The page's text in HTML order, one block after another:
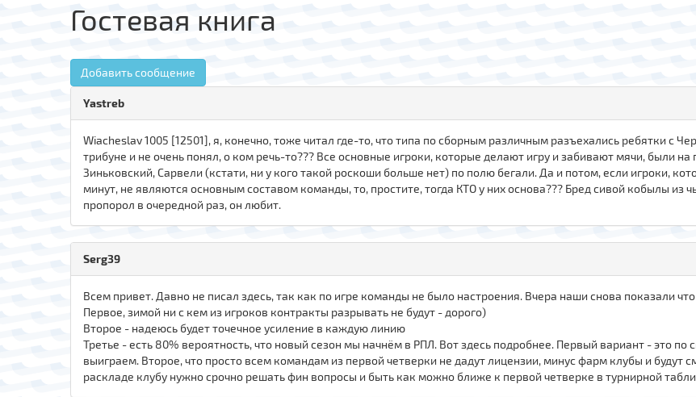
Гостевая книга
Добавить сообщение
Yastreb
Wiacheslav 1005 [12501], я, конечно, тоже читал где-то, что типа по сборным различным разъехались ребятки с
трибуне и не очень понял, о ком речь-то??? Все основные игроки, которые делают игру и забивают мячи, были
Зиньковский, Сарвели (кстати, ни у кого такой роскоши больше нет) по полю бегали. Да и потом, если игроки,
минут, не являются основным составом команды, то, простите, тогда КТО у них основа??? Бред сивой кобылы из
пропорол в очередной раз, он любит.
Serg39
Всем привет. Давно не писал здесь, так как по игре команды не было настроения. Вчера наши снова показали что
Первое, зимой ни с кем из игроков контракты разрывать не будут - дорого)
Второе - надеюсь будет точечное усиление в каждую линию
Третье - есть 80% вероятность, что новый сезон мы начнём в РПЛ. Вот здесь подробнее. Первый вариант - это по
выиграем. Второе, что просто всем командам из первой четверки не дадут лицензии, минус фарм клубы и будут
раскладе клубу нужно срочно решать фин вопросы и быть как можно ближе к первой четверке в турнирной